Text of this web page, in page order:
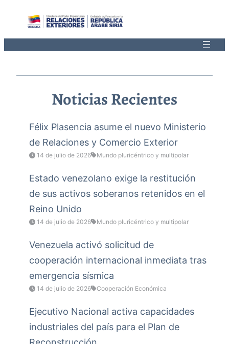
Noticias Recientes
Félix Plasencia asume el nuevo Ministerio
de Relaciones y Comercio Exterior
14 de julio de 2026 Mundo pluricéntrico y multipolar
Estado venezolano exige la restitución
de sus activos soberanos retenidos en el
Reino Unido
14 de julio de 2026 Mundo pluricéntrico y multipolar
Venezuela activó solicitud de
cooperación internacional inmediata tras
emergencia sísmica
14 de julio de 2026 Cooperación Económica
Ejecutivo Nacional activa capacidades
industriales del país para el Plan de